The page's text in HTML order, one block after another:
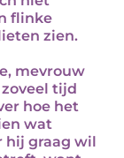
flinke
zien.
mevrouw
tijd
hoe het
wat
hij graag wil